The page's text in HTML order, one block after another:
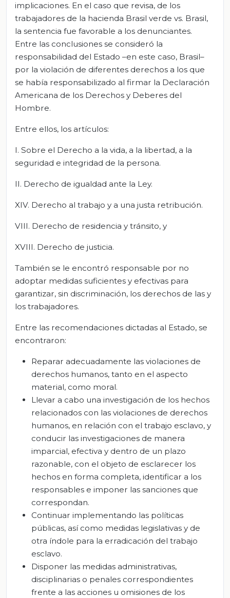
implicaciones. En el caso que revisa, de los
trabajadores de la hacienda Brasil verde vs. Brasil,
la sentencia fue favorable a los denunciantes.
Entre las conclusiones se consideró la
responsabilidad del Estado –en este caso, Brasil–
por la violación de diferentes derechos a los que
se había responsabilizado al firmar la Declaración
Americana de los Derechos y Deberes del
Hombre.
Entre ellos, los artículos:
I. Sobre el Derecho a la vida, a la libertad, a la
seguridad e integridad de la persona.
II. Derecho de igualdad ante la Ley.
XIV. Derecho al trabajo y a una justa retribución.
VIII. Derecho de residencia y tránsito, y
XVIII. Derecho de justicia.
También se le encontró responsable por no
adoptar medidas suficientes y efectivas para
garantizar, sin discriminación, los derechos de las y
los trabajadores.
Entre las recomendaciones dictadas al Estado, se
encontraron:
Reparar adecuadamente las violaciones de
derechos humanos, tanto en el aspecto
material, como moral.
Llevar a cabo una investigación de los hechos
relacionados con las violaciones de derechos
humanos, en relación con el trabajo esclavo, y
conducir las investigaciones de manera
imparcial, efectiva y dentro de un plazo
razonable, con el objeto de esclarecer los
hechos en forma completa, identificar a los
responsables e imponer las sanciones que
correspondan.
Continuar implementando las políticas
públicas, así como medidas legislativas y de
otra índole para la erradicación del trabajo
esclavo.
Disponer las medidas administrativas,
disciplinarias o penales correspondientes
frente a las acciones u omisiones de los